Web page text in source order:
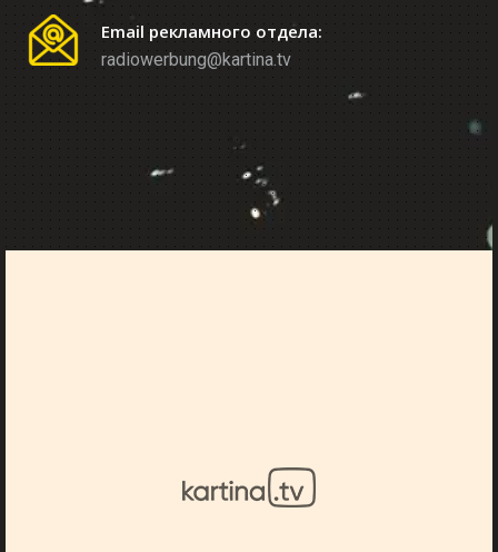
Email рекламного отдела:
radiowerbung@kartina.tv